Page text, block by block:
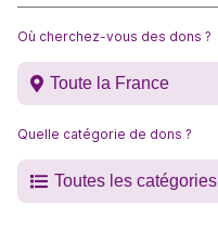
Où cherchez-vous des dons ?
Toute la France
Quelle catégorie de dons ?
Toutes les catégories